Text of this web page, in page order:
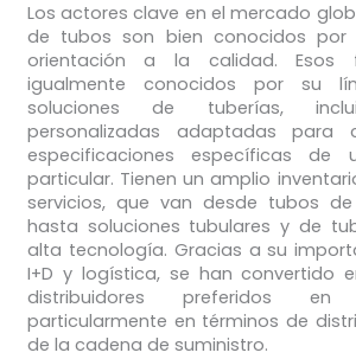
Los actores clave en el mercado
de tubos son bien conocidos por
orientación a la calidad. Esos
igualmente conocidos por su
soluciones de tuberías,
personalizadas adaptadas para
especificaciones específicas de
particular. Tienen un amplio
servicios, que van desde tubos
hasta soluciones tubulares y de
alta tecnología. Gracias a su
I+D y logística, se han convertido
distribuidores preferidos
particularmente en términos de
de la cadena de suministro.